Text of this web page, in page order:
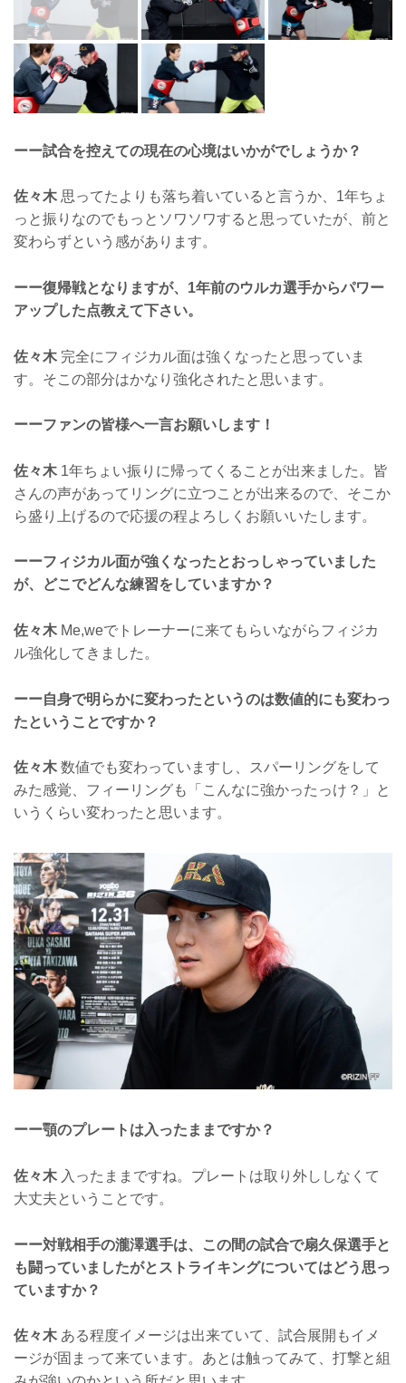
ーー試合を控えての現在の心境はいかがでしょうか？
佐々木 思ってたよりも落ち着いていると言うか、1年ちょ
っと振りなのでもっとソワソワすると思っていたが、前と
変わらずという感があります。
ーー復帰戦となりますが、1年前のウルカ選手からパワー
アップした点教えて下さい。
佐々木 完全にフィジカル面は強くなったと思っていま
す。そこの部分はかなり強化されたと思います。
ーーファンの皆様へ一言お願いします！
佐々木 1年ちょい振りに帰ってくることが出来ました。皆
さんの声があってリングに立つことが出来るので、そこか
ら盛り上げるので応援の程よろしくお願いいたします。
ーーフィジカル面が強くなったとおっしゃっていました
が、どこでどんな練習をしていますか？
佐々木 Me,weでトレーナーに来てもらいながらフィジカ
ル強化してきました。
ーー自身で明らかに変わったというのは数値的にも変わっ
たということですか？
佐々木 数値でも変わっていますし、スパーリングをして
みた感覚、フィーリングも「こんなに強かったっけ？」と
いうくらい変わったと思います。
ーー顎のプレートは入ったままですか？
佐々木 入ったままですね。プレートは取り外ししなくて
大丈夫ということです。
ーー対戦相手の瀧澤選手は、この間の試合で扇久保選手と
も闘っていましたがとストライキングについてはどう思っ
ていますか？
佐々木 ある程度イメージは出来ていて、試合展開もイメ
ージが固まって来ています。あとは触ってみて、打撃と組